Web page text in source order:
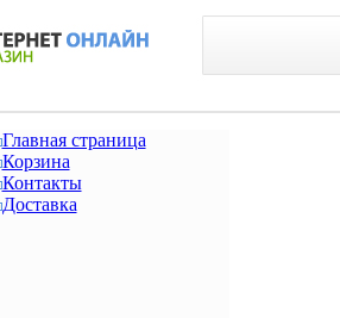
Главная страница
Корзина
Контакты
Доставка